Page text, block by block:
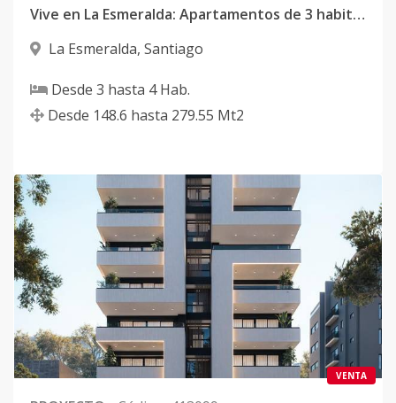
Vive en La Esmeralda: Apartamentos de 3 habitaciones y Penthouse de lujo en Santiago
La Esmeralda, Santiago
Desde 3 hasta 4Hab.
Desde 148.6 hasta 279.55 Mt2
VENTA